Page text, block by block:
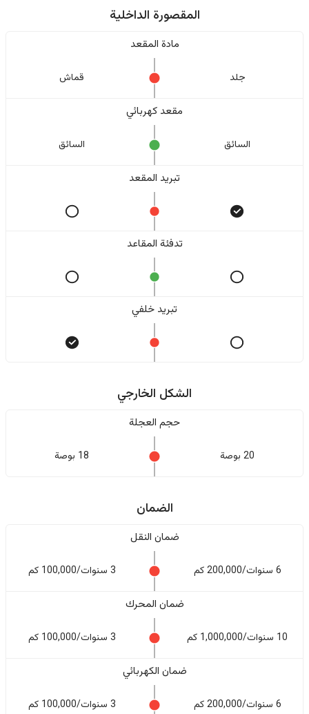
المقصورة الداخلية
مادة المقعد
جلد قماش
مقعد كهربائي
السائق السائق
تبريد المقعد
تدفئة المقاعد
تبريد خلفي
الشكل الخارجي
حجم العجلة
20 بوصة 18 بوصة
الضمان
ضمان النقل
6 سنوات/200,000 كم 3 سنوات/100,000 كم
ضمان المحرك
10 سنوات/1,000,000 كم 3 سنوات/100,000 كم
ضمان الكهربائي
6 سنوات/200,000 كم 3 سنوات/100,000 كم